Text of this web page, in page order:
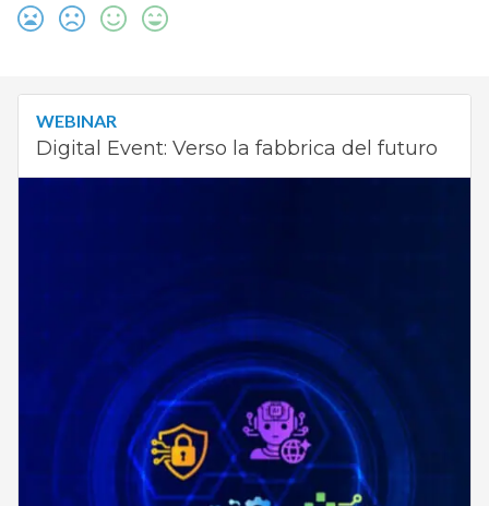
WEBINAR
Digital Event: Verso la fabbrica del futuro